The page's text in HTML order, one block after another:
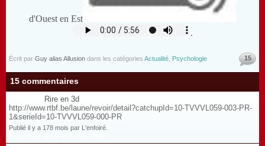
d'Ouest en Est
.
Écrit par Guy alias Allusion dans les catégories Actualité Psychologie 15
15 commentaires
Rire en 3d
http://www.rtbf.be/laune/revoir/detail?catchupId=10-TVVVL059-003-PR-
1&serieId=10-TVVVL059-000-PR
Publié il y a 178 mois par L'enfoiré.